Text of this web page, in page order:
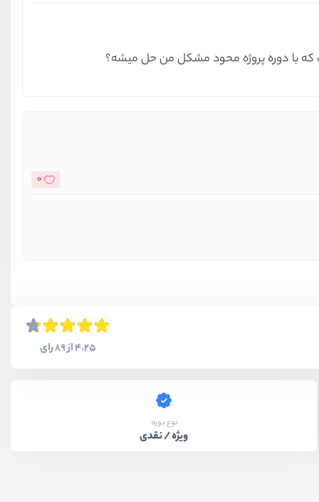
با دوره پروژه محود مشکل من حل میشه؟
0
4.25 از 89 رای
نوع دوره:
ویژه / نقدی